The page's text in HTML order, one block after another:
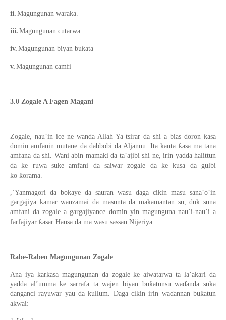
ii. Magungunan waraka.
iii. Magungunan cutarwa
iv. Magungunan biyan buƙata
v. Magungunan camfi
3.0 Zogale A Fagen Magani
Zogale, nau’in ice ne wanda Allah Ya tsirar da shi a bias doron ƙasa
domin amfanin mutane da dabbobi da Aljannu. Ita kanta ƙasa ma tana
amfana da shi. Wani abin mamaki da ta’ajibi shi ne, irin yadda halittun
da ke ruwa suke amfani da saiwar zogale da ke kusa da gulbi
ko ƙorama.
,‘Yanmagori da bokaye da sauran wasu daga cikin masu sana’o’in
gargajiya kamar wanzamai da masunta da makamantan su, duk suna
amfani da zogale a gargajiyance domin yin magunguna nau’i-nau’i a
farfajiyar ƙasar Hausa da ma wasu sassan Nijeriya.
Rabe-Raben Magungunan Zogale
Ana iya karkasa magungunan da zogale ke aiwatarwa ta la’akari da
yadda al’umma ke sarrafa ta wajen biyan buƙatunsu waɗanda suka
danganci rayuwar yau da kullum. Daga cikin irin waɗannan buƙatun
akwai: